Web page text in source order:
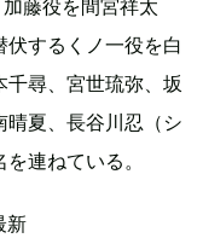
藤役を間宮祥太
するくノ一役を白
尋、宮世琉弥、坂
晴夏、長谷川忍（シ
連ねている。
新